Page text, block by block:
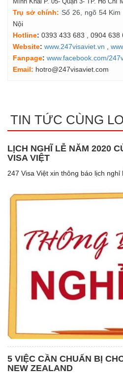
Trụ sở chính: Số 26, ngõ 54 Kim
Nội
Hotline: 0393 433 683 , 0904 638
Website: www.247visaviet.vn
Fanpage: www.facebook.com/
Email: hotro@247visaviet.com
TIN TỨC CÙNG
LỊCH NGHĨ LỄ NĂM 2020
VISA VIỆT
247 Visa Việt xin thông báo lịch nghỉ
5 VIỆC CẦN CHUẨN BỊ
NEW ZEALAND